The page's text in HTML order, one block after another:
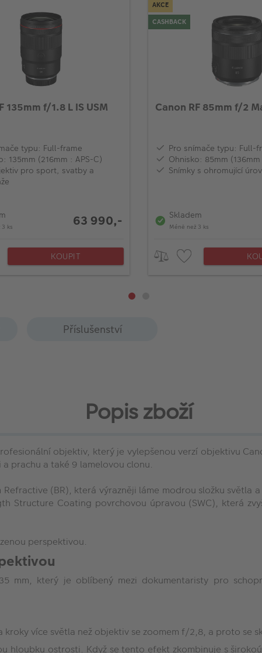
135mm f/1.8 L IS USM
typu: Full-frame
135mm (216mm : APS-C)
pro sport, svatby a
3 ks 63 990,-
KOUPIT
AKCE
CASHBACK
Canon RF 85mm f/2
Pro snímače typu: Full-
Ohnisko: 85mm (136mm
Snímky s ohromující
Skladem
Méně než 3 ks
Příslušenství
Popis zboží
objektiv, který je vylepšenou verzí objektivu
prachu a také 9 lamelovou clonu.
(BR), která výrazněji láme modrou složku světla
Structure Coating povrchovou úpravou (SWC), která
perspektivou.
mm, který je oblíbený mezi dokumentaristy pro
více světla než objektiv se zoomem f/2,8, a proto se
hloubku ostrosti. Když se tento efekt zkombinuje s